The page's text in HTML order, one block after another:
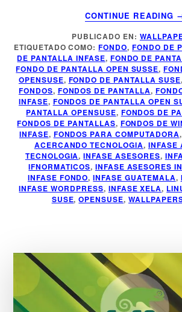
CONTINUE READING
PUBLICADO EN:
ETIQUETADO COMO:FONDO, FONDO DE
DE PANTALLA INFASE, FONDO DE
FONDO DE PANTALLA OPEN SUSSE,
OPENSUSE, FONDO DE PANTALLA SUSE,
FONDOS, FONDOS DE PANTALLA,
INFASE, FONDOS DE PANTALLA OPEN
PANTALLA OPENSUSE, FONDOS DE
FONDOS DE PANTALLAS, FONDOS DE
INFASE, FONDOS PARA COMPUTADORA,
ACERCANDO TECNOLOGIA, INFASE
TECNOLOGIA,INFASE ASESORES,
IFNORMATICOS, INFASE ASESORES
INFASE FONDO,INFASE GUATEMALA,
INFASE WORDPRESS, INFASE XELA,
SUSE,OPENSUSE,